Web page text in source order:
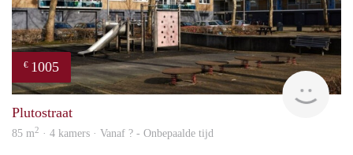
€ 1005
Plutostraat
85 m2 · 4 kamers · Vanaf ? - Onbepaalde tijd